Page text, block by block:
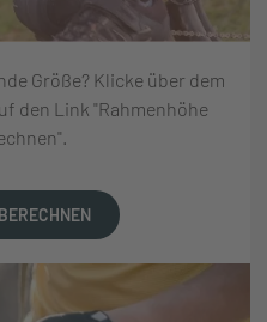
Größe? Klicke über dem
den Link "Rahmenhöhe